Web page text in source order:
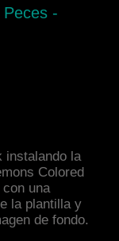
-
instalando la
Colored
una
la plantilla y
de fondo.